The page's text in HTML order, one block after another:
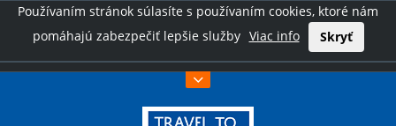
Používaním stránok súlasíte s používaním cookies, ktoré nám
pomáhajú zabezpečiť lepšie služby Viac info Skryť